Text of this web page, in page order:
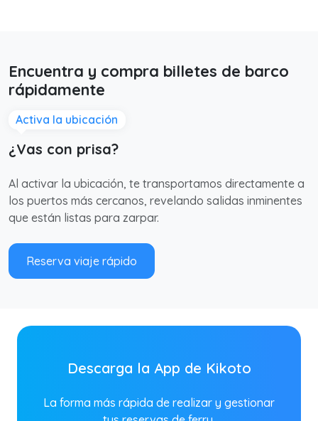
Encuentra y compra billetes de barco
rápidamente
Activa la ubicación
¿Vas con prisa?
Al activar la ubicación, te transportamos directamente a
los puertos más cercanos, revelando salidas inminentes
que están listas para zarpar.
Reserva viaje rápido
Descarga la App de Kikoto
La forma más rápida de realizar y gestionar